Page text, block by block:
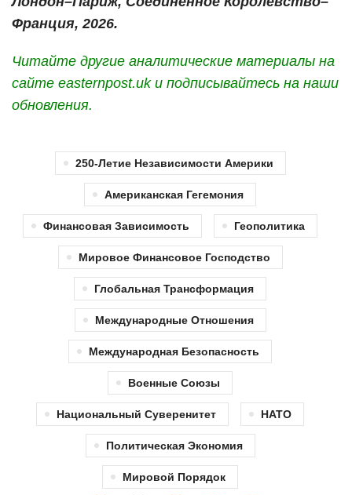
Франция, 2026.
Читайте другие аналитические материалы на
сайте easternpost.uk и подписывайтесь на наши
обновления.
250-Летие Независимости Америки
Американская Гегемония
Финансовая Зависимость Геополитика
Мировое Финансовое Господство
Глобальная Трансформация
Международные Отношения
Международная Безопасность
Военные Союзы
Национальный Суверенитет НАТО
Политическая Экономия
Мировой Порядок